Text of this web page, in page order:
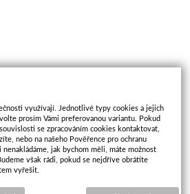
využívají. Jednotlivé typy cookies a jejich
prosím Vámi preferovanou variantu. Pokud
se zpracováním cookies kontaktovat,
nebo na našeho Pověřence pro ochranu
jak bychom měli, máte možnost
však rádi, pokud se nejdříve obrátíte
vyřešit.